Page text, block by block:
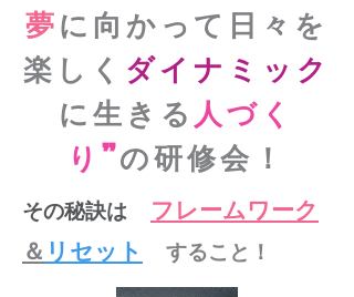
​夢に向かって日々を
楽しく ダイナミック
に生きる人づく
り”の研修会！
その秘訣は
フレームワーク
＆ リ セット すること！